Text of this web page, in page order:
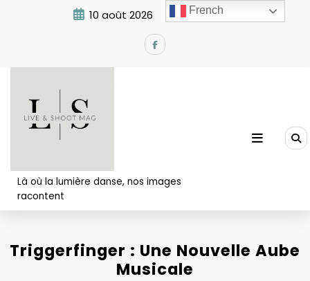
10 août 2026 1:08:07 PM
Là où la lumière danse, nos images
racontent
Triggerfinger : Une Nouvelle Aube
Musicale
French